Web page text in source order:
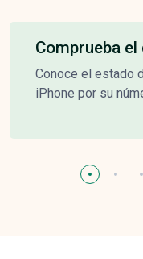
Comprueba
Conoce el estado
iPhone por su